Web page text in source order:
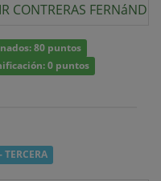
CONTRERAS FERNáNDEZ
80 puntos
0 puntos
- TERCERA